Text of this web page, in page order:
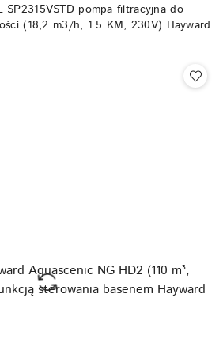
SP2315VSTD pompa filtracyjna do
(18,2 m3/h, 1.5 KM, 230V) Hayward